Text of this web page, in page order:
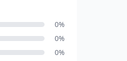
0%
0%
0%